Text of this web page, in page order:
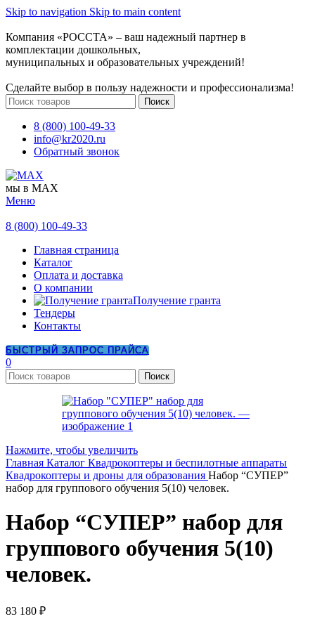
Skip to navigation Skip to main content
Компания «РОССТА» – ваш надежный партнер в
комплектации дошкольных,
муниципальных и образовательных учреждений!
Сделайте выбор в пользу надежности и профессионализма!
Поиск
8 (800) 100-49-33
info@kr2020.ru
Обратный звонок
мы в MAX
Меню
8 (800) 100-49-33
Главная страница
Каталог
Оплата и доставка
О компании
Получение гранта
Тендеры
Контакты
БЫСТРЫЙ ЗАПРОС ПРАЙСА
0
Поиск
Нажмите, чтобы увеличить
Главная Каталог Квадрокоптеры и беспилотные аппараты
Квадрокоптеры и дроны для образования Набор “СУПЕР”
набор для группового обучения 5(10) человек.
Набор “СУПЕР” набор для
группового обучения 5(10)
человек.
83 180 ₽